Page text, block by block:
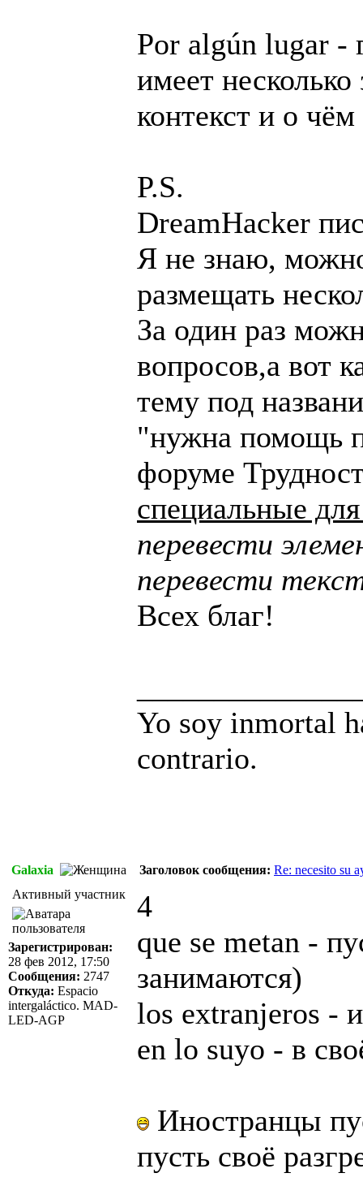
Por algún lugar -
имеет
контекст и о чём
P.S.
DreamHacker
Я не знаю,
размещать
За один раз
вопросов,а вот
тему под
"нужна помощь
форуме
специальные
перевести
перевести
Всех благ!
Yo soy inmortal
contrario.
Galaxia Заголовок сообщения: Re: necesito su
Активный участник
Зарегистрирован:
28 фев 2012, 17:50
Сообщения: 2747
Откуда: Espacio
intergaláctico. MAD-
LED-AGP
4
que se metan -
занимаются)
los extranjeros -
en lo suyo - в
Иностранцы
пусть своё